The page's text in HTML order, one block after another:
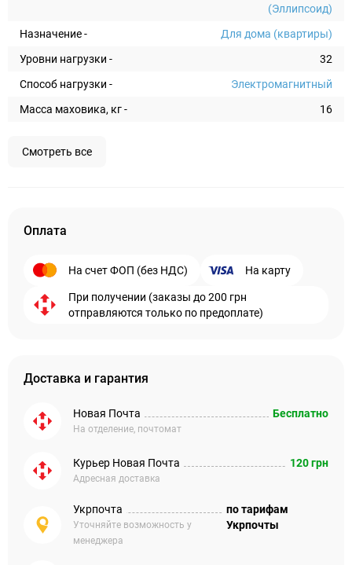
(Эллипсоид)
Назначение -
Для дома (квартиры)
Уровни нагрузки -
32
Способ нагрузки -
Электромагнитный
Масса маховика, кг -
16
Смотреть все
Оплата
На счет ФОП (без НДС) На карту
При получении (заказы до 200 грн
отправляются только по предоплате)
Доставка и гарантия
Новая Почта
На отделение, почтомат
Бесплатно
Курьер Новая Почта
Адресная доставка
120 грн
Укрпочта
Уточняйте возможность у
менеджера
по тарифам
Укрпочты